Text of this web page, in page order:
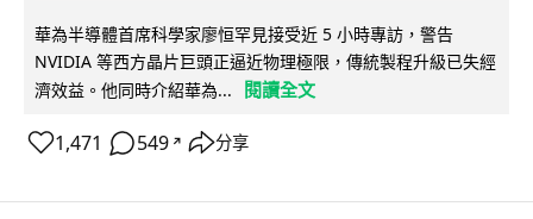
華為半導體首席科學家廖恒罕見接受近 5 小時專訪，警告
NVIDIA 等西方晶片巨頭正逼近物理極限，傳統製程升級已失經
濟效益。他同時介紹華為...
閱讀全文
1,471 549 ↗ 分享